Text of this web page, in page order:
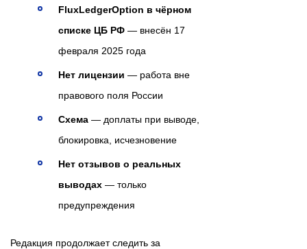
FluxLedgerOption в чёрном
списке ЦБ РФ — внесён 17
февраля 2025 года
Нет лицензии — работа вне
правового поля России
Схема — доплаты при выводе,
блокировка, исчезновение
Нет отзывов о реальных
выводах — только
предупреждения
Редакция продолжает следить за